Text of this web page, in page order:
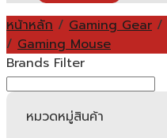
หน้าหลัก / Gaming Gear /
/ Gaming Mouse
Brands Filter
หมวดหมู่สินค้า